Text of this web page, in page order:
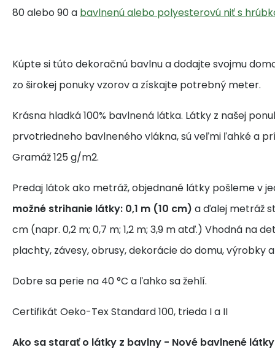
80 alebo 90 a bavlnenú alebo polyesterovú niť s
Kúpte si túto dekoračnú bavlnu a dodajte svojmu
zo širokej ponuky vzorov a získajte potrebný meter.
Krásna hladká 100% bavlnená látka. Látky z našej
prvotriedneho bavlneného vlákna, sú veľmi ľahké a
Gramáž 125 g/m2.
Predaj látok ako metráž, objednané látky pošleme v
možné strihanie látky: 0,1 m (10 cm) a ďalej metráž
cm (napr. 0,2 m; 0,7 m; 1,2 m; 3,9 m atď.) Vhodná na
plachty, závesy, obrusy, dekorácie do domu, výrobky
Dobre sa perie na 40 °C a ľahko sa žehlí.
Certifikát Oeko-Tex Standard 100, trieda I a II
Ako sa starať o látky z bavlny - Nové bavlnené